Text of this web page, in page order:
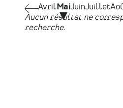
Pagination
AvrilAvrilMaiJuinJuillet
Aucun résultat ne
recherche.